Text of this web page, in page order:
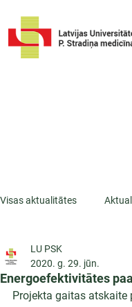
Visas aktualitātes
ESF projekti
Energoefektivitātes
LU PSK
2020. g. 29. jūn.
Projekta gaitas